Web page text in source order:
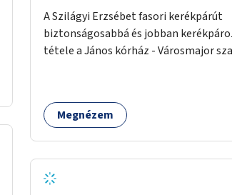
A Szilágyi Erzsébet fasori kerékpárút
biztonságosabbá és jobban
tétele a János kórház - Városmajor
egyértelműbb felfestésével, a gyalogos
forgalomtól való jobb elkülönítésével,
Megnézem